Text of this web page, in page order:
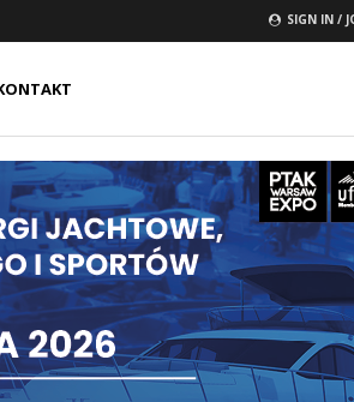
SIGN IN /